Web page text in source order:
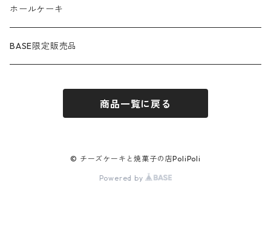
ホールケーキ
BASE限定販売品
商品一覧に戻る
© チーズケーキと焼菓子の店PoliPoli
Powered by